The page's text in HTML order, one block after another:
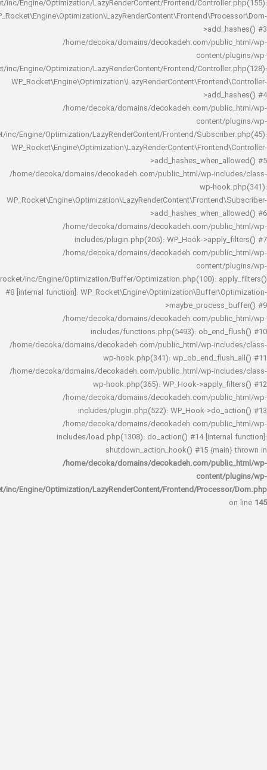
rocket/inc/Engine/Optimization/LazyRenderContent/Frontend/
/home/decoka/domains/decokadeh.com/
rocket/inc/Engine/Optimization/LazyRenderContent/Frontend/
/home/decoka/domains/decokadeh.com/
rocket/inc/Engine/Optimization/LazyRenderContent/Frontend/
/home/decoka/domains/decokadeh.com/public_html/wp-
wp-
/home/decoka/domains/decokadeh.com/
includes/plugin.php(205): WP_Hook-
/home/decoka/domains/decokadeh.com/
rocket/inc/Engine/Optimization/Buffer/Optimization.php(100):
#8 [internal function]:
/home/decoka/domains/decokadeh.com/
includes/functions.php(5493):
/home/decoka/domains/decokadeh.com/public_html/wp-
wp-hook.php(341):
/home/decoka/domains/decokadeh.com/public_html/wp-
wp-hook.php(365): WP_Hook-
/home/decoka/domains/decokadeh.com/
includes/plugin.php(522): WP_Hook-
/home/decoka/domains/decokadeh.com/
includes/load.php(1308): do_action() #14
shutdown_action_hook() #15
/home/decoka/domains/decokadeh.com/
rocket/inc/Engine/Optimization/LazyRenderContent/Frontend/